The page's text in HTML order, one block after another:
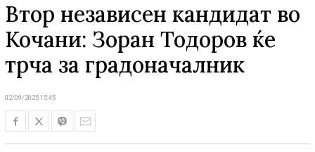
Втор независен кандидат во
Кочани: Зоран Тодоров ќе
трча за градоначалник
02/09/2025 15:45